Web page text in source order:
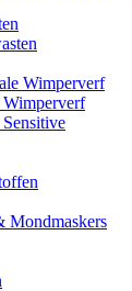
Wimperverf
Mondmaskers